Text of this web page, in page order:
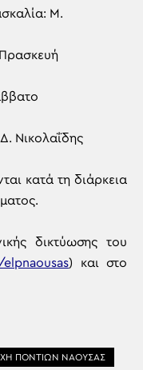
Μ.
Πρασκευή
Νικολαΐδης
κατά τη διάρκεια
δικτύωσης του
) και στο
ΠΟΝΤΙΩΝ ΝΑΟΥΣΑΣ